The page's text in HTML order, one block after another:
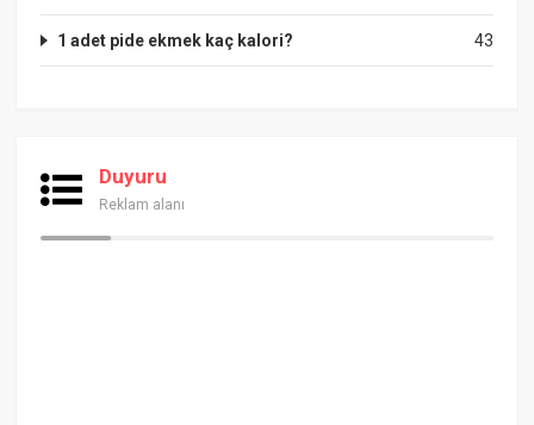
43
1 adet pide ekmek kaç kalori?
Duyuru
Reklam alanı